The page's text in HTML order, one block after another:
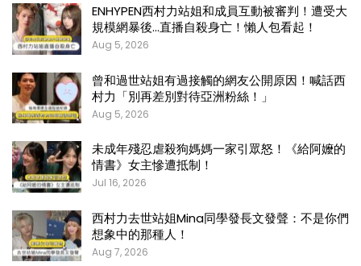
ENHYPEN西村力站姐和成員互動被審判！遭受大
規模網暴後…直播自殺身亡！懶人包看起！
Aug 5, 2026
曾和過世站姐有過接觸的網友公開原因！喊話西
村力「別再差別對待亞洲粉絲！」
Aug 5, 2026
未成年殘忍虐殺狗媽媽一家引眾怒！《給阿嬤的
情書》女主慘遭抵制！
Jul 16, 2026
西村力去世站姐Mina同學發長文發聲：不是你們
想象中的那種人！
Aug 7, 2026